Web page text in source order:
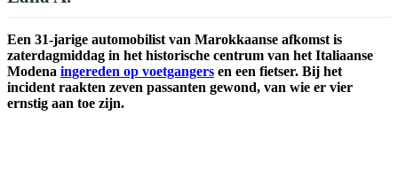
Een 31-jarige automobilist van Marokkaanse afkomst is
zaterdagmiddag in het historische centrum van het Italiaanse
Modena ingereden op voetgangers en een fietser. Bij het
incident raakten zeven passanten gewond, van wie er vier
ernstig aan toe zijn.